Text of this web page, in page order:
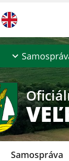
Samospráva